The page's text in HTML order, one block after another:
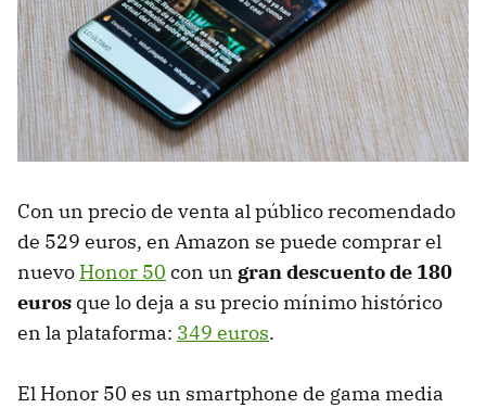
Con un precio de venta al público recomendado
de 529 euros, en Amazon se puede comprar el
nuevo Honor 50 con un gran descuento de 180
euros que lo deja a su precio mínimo histórico
en la plataforma: 349 euros.
El Honor 50 es un smartphone de gama media